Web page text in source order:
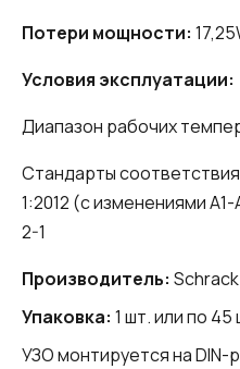
Потери мощности:
Условия эксплуатации:
Диапазон рабочих
Стандарты соответствия:
1:2012 (с изменениями A1-
2-1
Производитель:
Упаковка: 1 шт. или по 45
УЗО монтируется на DIN-